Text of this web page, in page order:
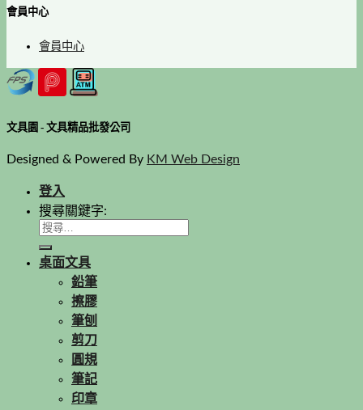
會員中心
會員中心
文具園 - 文具精品批發公司
Designed & Powered By KM Web Design
登入
搜尋關鍵字:
桌面文具
鉛筆
擦膠
筆刨
剪刀
圓規
筆記
印章